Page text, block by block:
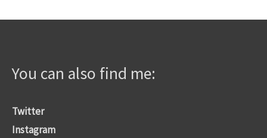
You can also find me:
Twitter
Instagram